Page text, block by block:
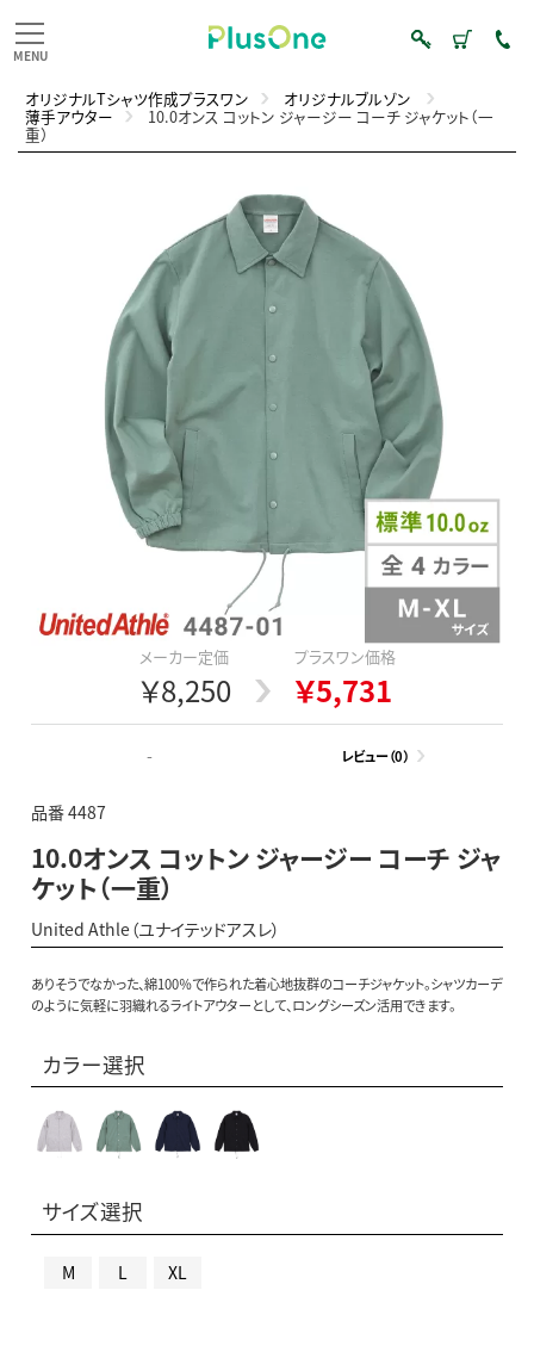
オリジナルTシャツ作成プラスワン オリジナルブルゾン
薄手アウター 10.0オンス コットン ジャージー コーチ ジャケット（一
重）
メーカー定価
￥8,250
プラスワン価格
￥5,731
- レビュー（0）
品番 4487
10.0オンス コットン ジャージー コーチ ジャ
ケット（一重）
United Athle（ユナイテッドアスレ）
ありそうでなかった、綿100％で作られた着心地抜群のコーチジャケット。シャツカーデ
のように気軽に羽織れるライトアウターとして、ロングシーズン活用できます。
カラー選択
サイズ選択
M L XL